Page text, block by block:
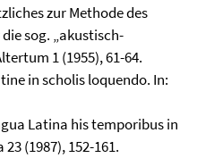
zur Methode des
sog. „akustisch-
1 (1955), 61-64.
in scholis loquendo. In:
Latina his temporibus in
(1987), 152-161.